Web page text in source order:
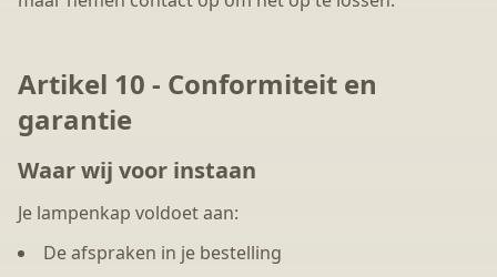
Artikel 10 - Conformiteit en
garantie
Waar wij voor instaan
Je lampenkap voldoet aan:
De afspraken in je bestelling